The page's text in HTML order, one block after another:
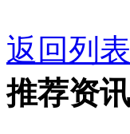
返回列表
推荐资